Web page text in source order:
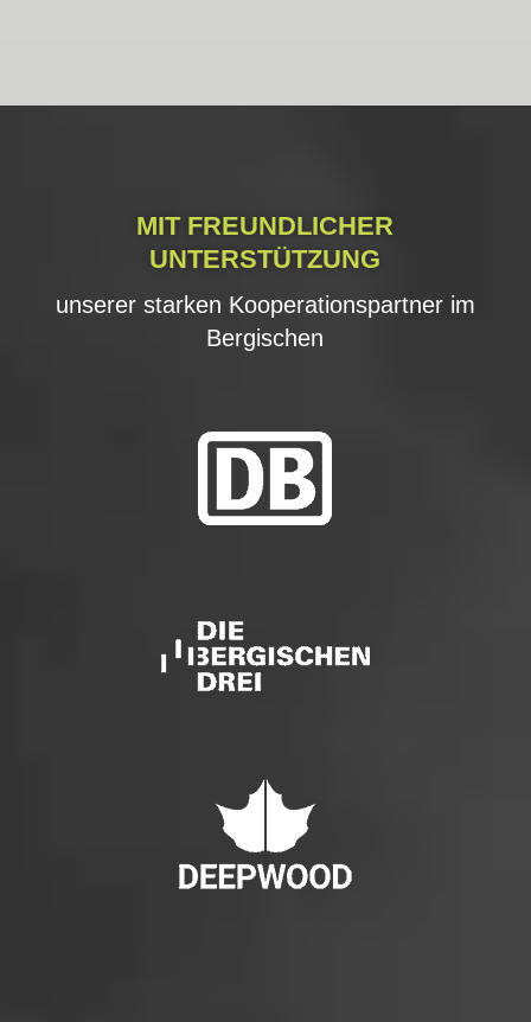
MIT FREUNDLICHER
UNTERSTÜTZUNG
unserer starken Kooperationspartner im
Bergischen